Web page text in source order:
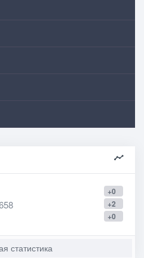
+0
+2
+0
статистика